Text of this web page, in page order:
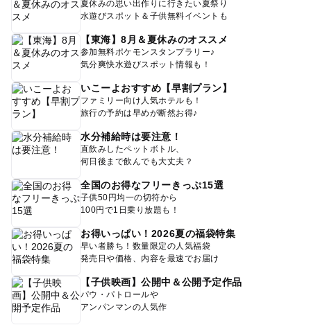
夏休みの思い出作りに行きたい夏祭り
水遊びスポット＆子供無料イベントも
【東海】8月＆夏休みのオススメ
参加無料ポケモンスタンプラリー♪
気分爽快水遊びスポット情報も！
いこーよおすすめ【早割プラン】
ファミリー向け人気ホテルも！
旅行の予約は早めが断然お得♪
水分補給時は要注意！
直飲みしたペットボトル、
何日後まで飲んでも大丈夫？
全国のお得なフリーきっぷ15選
子供50円均一の切符から
100円で1日乗り放題も！
お得いっぱい！2026夏の福袋特集
早い者勝ち！数量限定の人気福袋
発売日や価格、内容を最速でお届け
【子供映画】公開中＆公開予定作品
パウ・パトロールや
アンパンマンの人気作